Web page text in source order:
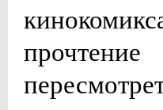
прочтение